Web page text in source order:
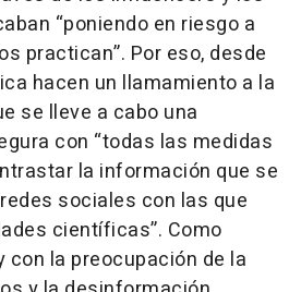
“poniendo en riesgo a
practican”. Por eso, desde
hacen un llamamiento a la
se lleve a cabo una
con “todas las medidas
la información que se
sociales con las que
científicas”. Como
la preocupación de la